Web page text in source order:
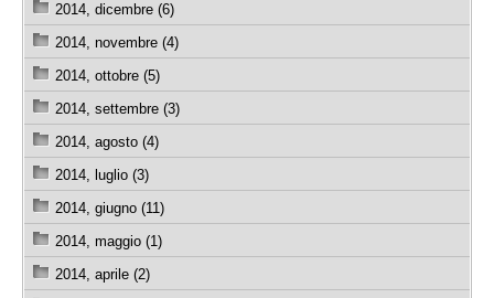
2014, dicembre (6)
2014, novembre (4)
2014, ottobre (5)
2014, settembre (3)
2014, agosto (4)
2014, luglio (3)
2014, giugno (11)
2014, maggio (1)
2014, aprile (2)